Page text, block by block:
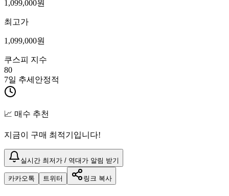
1,099,000원
최고가
1,099,000원
쿠스피 지수
80
7일 추세 안정적
📈 매수 추천
지금이 구매 최적기입니다!
실시간 최저가 / 역대가 알림 받기
카카오톡 트위터 링크 복사